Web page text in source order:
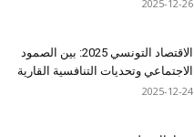
2025-12-26
الاقتصاد التونسي 2025: بين الصمود
الاجتماعي وتحديات التنافسية القارية
2025-12-24